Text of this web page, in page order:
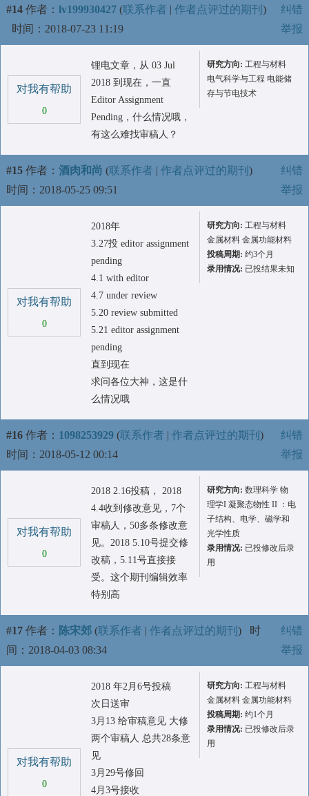
#14 作者： lv199930427 (联系作者 | 作者点评过的期刊 )
时间：2018-07-23 11:19
纠错
举报
对我有帮助
0
锂电文章，从 03 Jul
2018 到现在，一直
Editor Assignment
Pending，什么情况哦，
有这么难找审稿人？
研究方向: 工程与材料
电气科学与工程 电能储
存与节电技术
#15 作者： 酒肉和尚 (联系作者 | 作者点评过的期刊 )
时间：2018-05-25 09:51
纠错
举报
对我有帮助
0
2018年
3.27投 editor assignment
pending
4.1 with editor
4.7 under review
5.20 review submitted
5.21 editor assignment
pending
直到现在
求问各位大神，这是什
么情况哦
研究方向: 工程与材料
金属材料 金属功能材料
投稿周期: 约3个月
录用情况: 已投结果未知
#16 作者： 1098253929 (联系作者 | 作者点评过的期刊 )
时间：2018-05-12 00:14
纠错
举报
对我有帮助
0
2018 2.16投稿， 2018
4.4收到修改意见，7个
审稿人，50多条修改意
见。2018 5.10号提交修
改稿，5.11号直接接
受。这个期刊编辑效率
特别高
研究方向: 数理科学 物
理学I 凝聚态物性 II ：电
子结构、电学、磁学和
光学性质
录用情况: 已投修改后录
用
#17 作者： 陈宋郊 (联系作者 | 作者点评过的期刊 ) 时
间：2018-04-03 08:34
纠错
举报
对我有帮助
0
2018 年2月6号投稿
次日送审
3月13 给审稿意见 大修
两个审稿人 总共28条意
见
3月29号修回
4月3号接收
研究方向: 工程与材料
金属材料 金属功能材料
投稿周期: 约1个月
录用情况: 已投修改后录
用